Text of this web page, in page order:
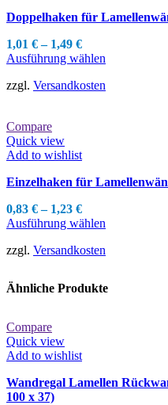
Doppelhaken für
1,01 €– 1,49 €
Ausführung wählen
weist
auf
gewählt
zzgl. Versandkosten
Compare
Quick view
Add to wishlist
Einzelhaken für
0,83 €– 1,23 €
Ausführung wählen
weist
auf.
Produktseite
zzgl. Versandkosten
Ähnliche Produkte
Compare
Quick view
Add to wishlist
Wandregal Lamellen
100 x 37)